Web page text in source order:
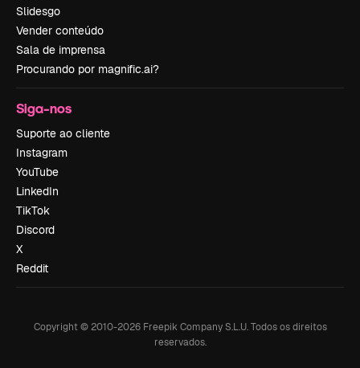
Slidesgo
Vender conteúdo
Sala de imprensa
Procurando por magnific.ai?
Siga-nos
Suporte ao cliente
Instagram
YouTube
LinkedIn
TikTok
Discord
X
Reddit
Copyright © 2010-2026Freepik Company S.L.U. Todos os direitos
reservados.